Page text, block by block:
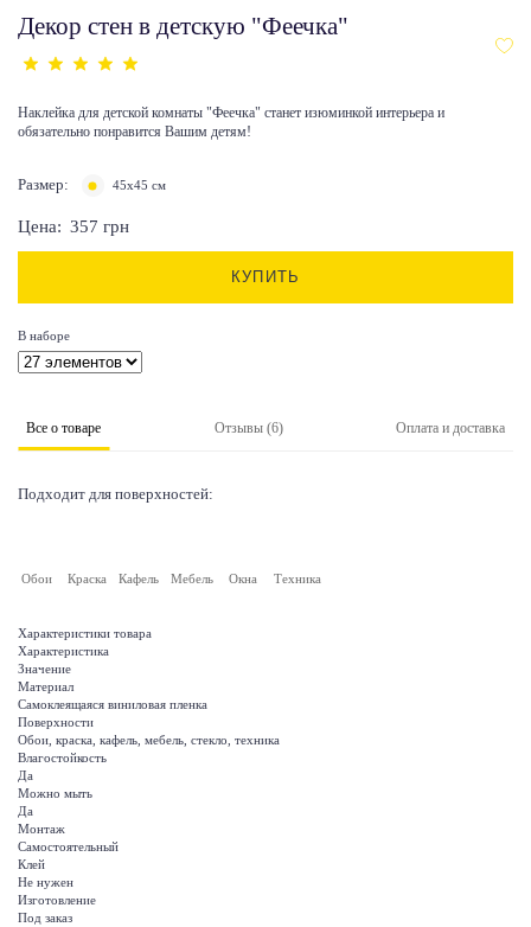
Декор стен в детскую "Феечка"
Наклейка для детской комнаты "Феечка" станет изюминкой интерьера и
обязательно понравится Вашим детям!
Размер: 45х45 см
Цена: 357 грн
КУПИТЬ
В наборе
Все о товаре Отзывы (6) Оплата и доставка
Подходит для поверхностей:
Обои Краска Кафель Мебель Окна Техника
Характеристики товара
Характеристика
Значение
Материал
Самоклеящаяся виниловая пленка
Поверхности
Обои, краска, кафель, мебель, стекло, техника
Влагостойкость
Да
Можно мыть
Да
Монтаж
Самостоятельный
Клей
Не нужен
Изготовление
Под заказ